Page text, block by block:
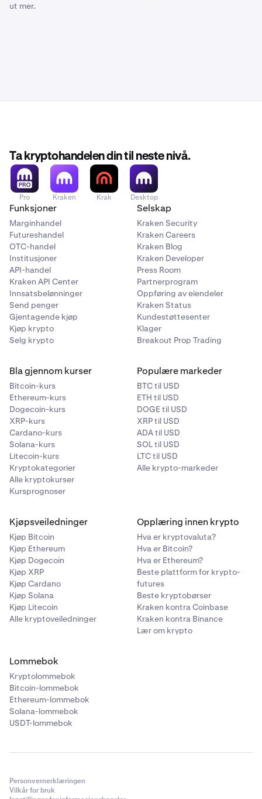
ut mer.
Ta kryptohandelen din til neste nivå.
Pro Kraken Krak Desktop
Funksjoner
Marginhandel
Futureshandel
OTC-handel
Institusjoner
API-handel
Kraken API Center
Innsatsbelønninger
Send penger
Gjentagende kjøp
Kjøp krypto
Selg krypto
Selskap
Kraken Security
Kraken Careers
Kraken Blog
Kraken Developer
Press Room
Partnerprogram
Oppføring av eiendeler
Kraken Status
Kundestøttesenter
Klager
Breakout Prop Trading
Bla gjennom kurser
Bitcoin-kurs
Ethereum-kurs
Dogecoin-kurs
XRP-kurs
Cardano-kurs
Solana-kurs
Litecoin-kurs
Kryptokategorier
Alle kryptokurser
Kursprognoser
Populære markeder
BTC til USD
ETH til USD
DOGE til USD
XRP til USD
ADA til USD
SOL til USD
LTC til USD
Alle krypto-markeder
Kjøpsveiledninger
Kjøp Bitcoin
Kjøp Ethereum
Kjøp Dogecoin
Kjøp XRP
Kjøp Cardano
Kjøp Solana
Kjøp Litecoin
Alle kryptoveiledninger
Opplæring innen krypto
Hva er kryptovaluta?
Hva er Bitcoin?
Hva er Ethereum?
Beste plattform for krypto-
futures
Beste kryptobørser
Kraken kontra Coinbase
Kraken kontra Binance
Lær om krypto
Lommebok
Kryptolommebok
Bitcoin-lommebok
Ethereum-lommebok
Solana-lommebok
USDT-lommebok
Personvernerklæringen
Vilkår for bruk